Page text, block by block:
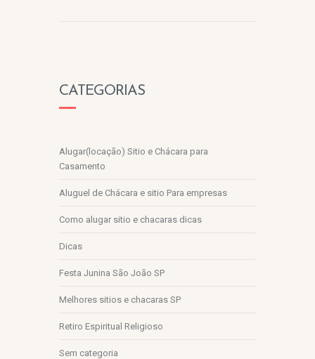
CATEGORIAS
Alugar(locação) Sitio e Chácara para
Casamento
Aluguel de Chácara e sitio Para empresas
Como alugar sitio e chacaras dicas
Dicas
Festa Junina São João SP
Melhores sitios e chacaras SP
Retiro Espiritual Religioso
Sem categoria